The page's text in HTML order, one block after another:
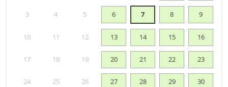
3 4 5 6 7 8 9
10 11 12 13 14 15 16
17 18 19 20 21 22 23
24 25 26 27 28 29 30